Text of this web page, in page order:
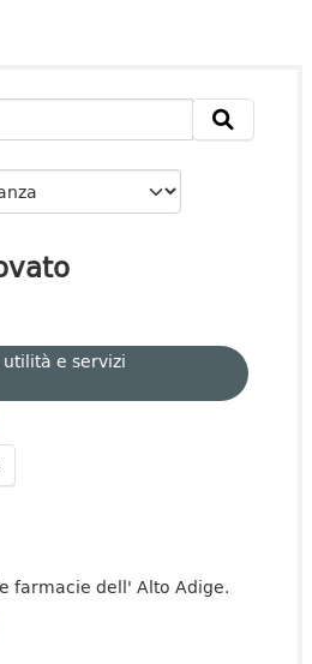
e servizi
farmacie dell' Alto Adige.